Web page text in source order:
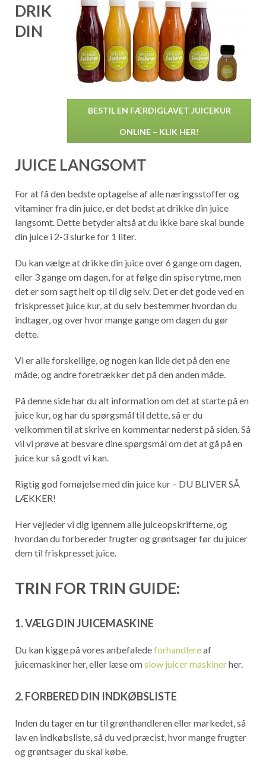
BESTIL EN FÆRDIGLAVET JUICEKUR
ONLINE – KLIK HER!
DRIK
DIN
JUICE LANGSOMT
For at få den bedste optagelse af alle næringsstoffer og
vitaminer fra din juice, er det bedst at drikke din juice
langsomt. Dette betyder altså at du ikke bare skal bunde
din juice i 2-3 slurke for 1 liter.
Du kan vælge at drikke din juice over 6 gange om dagen,
eller 3 gange om dagen, for at følge din spise rytme, men
det er som sagt helt op til dig selv. Det er det gode ved en
friskpresset juice kur, at du selv bestemmer hvordan du
indtager, og over hvor mange gange om dagen du gør
dette.
Vi er alle forskellige, og nogen kan lide det på den ene
måde, og andre foretrækker det på den anden måde.
På denne side har du alt information om det at starte på en
juice kur, og har du spørgsmål til dette, så er du
velkommen til at skrive en kommentar nederst på siden. Så
vil vi prøve at besvare dine spørgsmål om det at gå på en
juice kur så godt vi kan.
Rigtig god fornøjelse med din juice kur – DU BLIVER SÅ
LÆKKER!
Her vejleder vi dig igennem alle juiceopskrifterne, og
hvordan du forbereder frugter og grøntsager før du juicer
dem til friskpresset juice.
TRIN FOR TRIN GUIDE:
1. VÆLG DIN JUICEMASKINE
Du kan kigge på vores anbefaledeforhandlereaf
juicemaskiner her, eller læse omslow juicer maskinerher.
2. FORBERED DIN INDKØBSLISTE
Inden du tager en tur til grønthandleren eller markedet, så
lav en indkøbsliste, så du ved præcist, hvor mange frugter
og grøntsager du skal købe.